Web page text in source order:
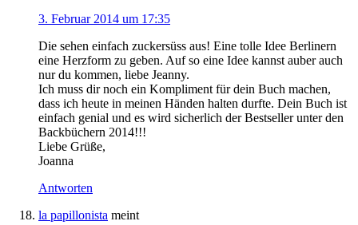
3. Februar 2014 um 17:35
Die sehen einfach zuckersüss aus! Eine tolle Idee Berlinern
eine Herzform zu geben. Auf so eine Idee kannst auber auch
nur du kommen, liebe Jeanny.
Ich muss dir noch ein Kompliment für dein Buch machen,
dass ich heute in meinen Händen halten durfte. Dein Buch ist
einfach genial und es wird sicherlich der Bestseller unter den
Backbüchern 2014!!!
Liebe Grüße,
Joanna
Antworten
la papillonista meint